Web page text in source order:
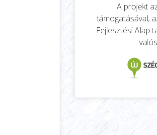
A projekt
támogatásával,
Fejlesztési Alap